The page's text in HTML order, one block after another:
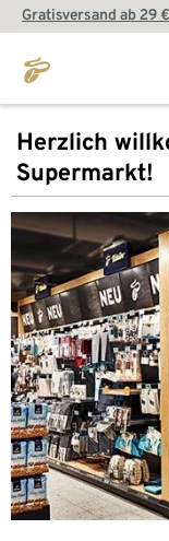
Gratisversand ab 29
Herzlich
Supermarkt!